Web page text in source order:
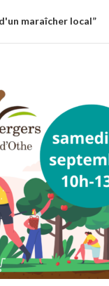
maraîcher local”